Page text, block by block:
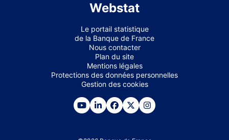
Webstat
Le portail statistique
de la Banque de France
Nous contacter
Plan du site
Mentions légales
Protections des données personnelles
Gestion des cookies